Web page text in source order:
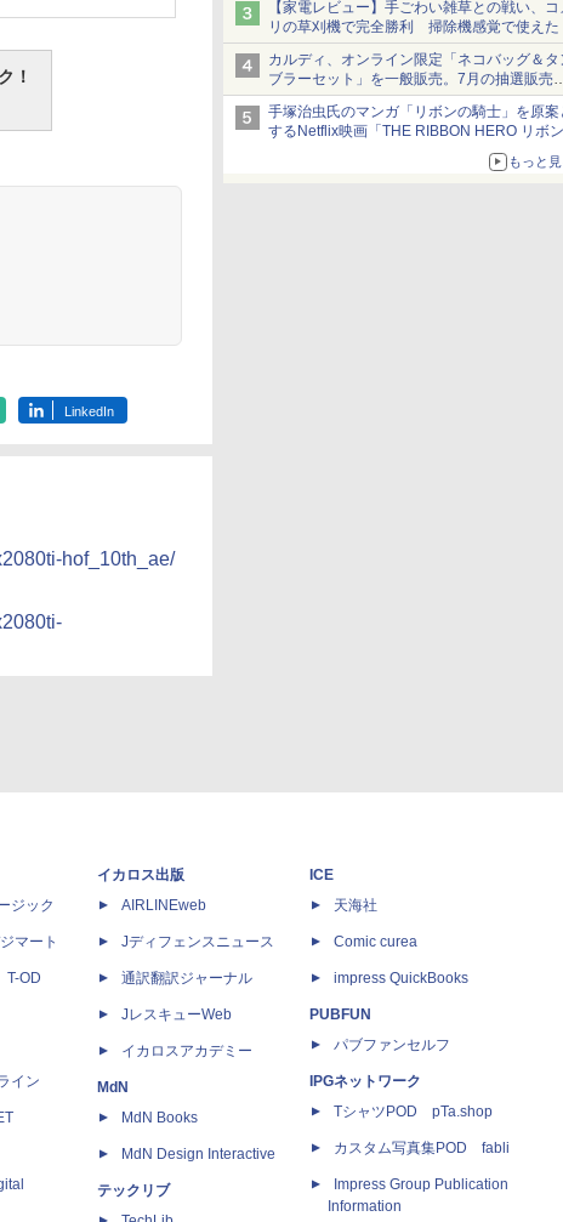
【家電レビュー】手ごわい雑草との戦い、コ
リの草刈機で完全勝利 掃除機感覚で使えた
カルディ、オンライン限定「ネコバッグ＆タ
ブラーセット」を一般販売。7月の抽選販売
当選無効分
手塚治虫氏のマンガ「リボンの騎士」を原案
するNetflix映画「THE RIBBON HERO リボ
もっと
！
LinkedIn
hof_10th_ae/
ジック
マート
OD
イン
イカロス出版
AIRLINEweb
Jディフェンスニュース
通訳翻訳ジャーナル
JレスキューWeb
イカロスアカデミー
MdN
MdN Books
MdN Design Interactive
テックリブ
ICE
天海社
Comic curea
impress QuickBooks
PUBFUN
パブファンセルフ
IPGネットワーク
TシャツPOD pTa.shop
カスタム写真集POD fabli
Impress Group Publication
Information